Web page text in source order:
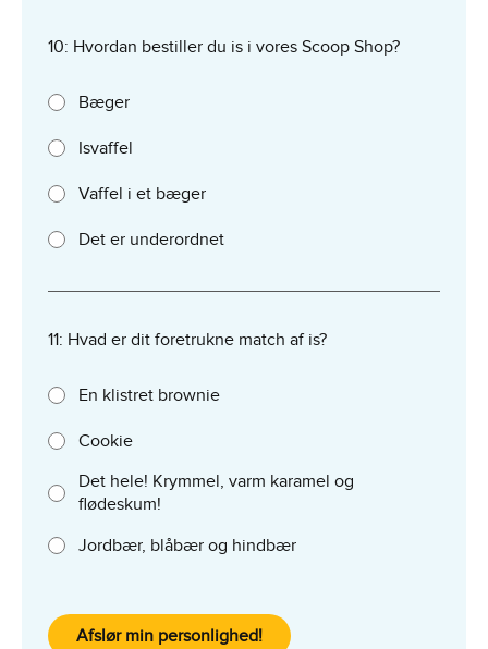
10: Hvordan bestiller du is i vores Scoop Shop?
Bæger
Isvaffel
Vaffel i et bæger
Det er underordnet
11: Hvad er dit foretrukne match af is?
En klistret brownie
Cookie
Det hele! Krymmel, varm karamel og
flødeskum!
Jordbær, blåbær og hindbær
Afslør min personlighed!